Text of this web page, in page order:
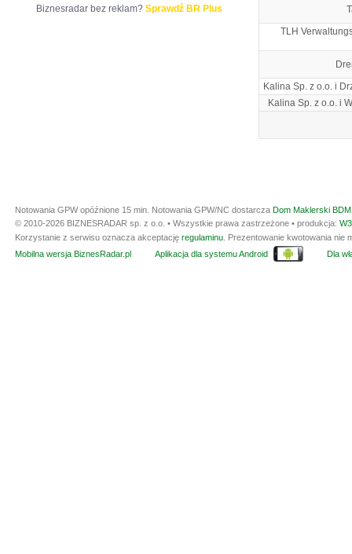
TLH
Kalina Sp. z o.o. i
Kalina Sp. z o.o. i
Biznesradar bez reklam? Sprawdź BR Plus
Notowania GPW opóźnione 15 min. Notowania GPW/NC dostarcza Dom Maklerski
© 2010-2026 BIZNESRADAR sp. z o.o. • Wszystkie prawa zastrzeżone • produkcja:
Korzystanie z serwisu oznacza akceptację regulaminu . Prezentowanie kwotowania
Mobilna wersja BiznesRadar.pl
Aplikacja dla systemu Android Dla